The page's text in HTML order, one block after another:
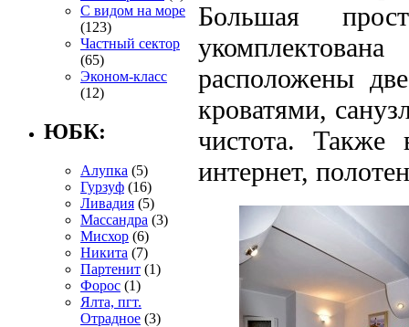
С видом на море
(123)
Частный сектор
(65)
Эконом-класс
(12)
ЮБК:
Алупка (5)
Гурзуф (16)
Ливадия (5)
Массандра (3)
Мисхор (6)
Никита (7)
Партенит (1)
Форос (1)
Ялта, пгт.
Отрадное (3)
Большая
расположены
кроватями,
чистота. Также
интернет,